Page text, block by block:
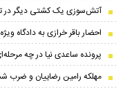
آتش‌سوزی یک کشتی دیگر در
احضار باقر خرازی به دادگاه
پرونده ساعدی نیا در چه
مهلکه رامین رضاییان و ضرب